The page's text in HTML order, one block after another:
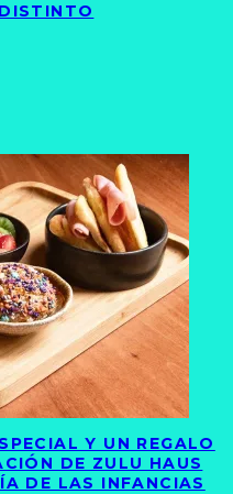
Y UN REGALO
DE ZULU HAUS
DE LAS INFANCIAS